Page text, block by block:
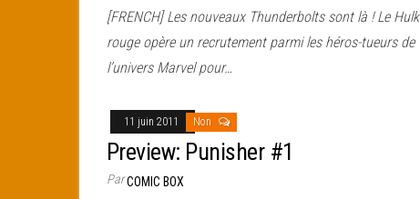
[FRENCH] Les nouveaux Thunderbolts sont là ! Le Hulk
rouge opère un recrutement parmi les héros-tueurs de
l’univers Marvel pour…
11 juin 2011 Non
Preview: Punisher #1
ParCOMIC BOX